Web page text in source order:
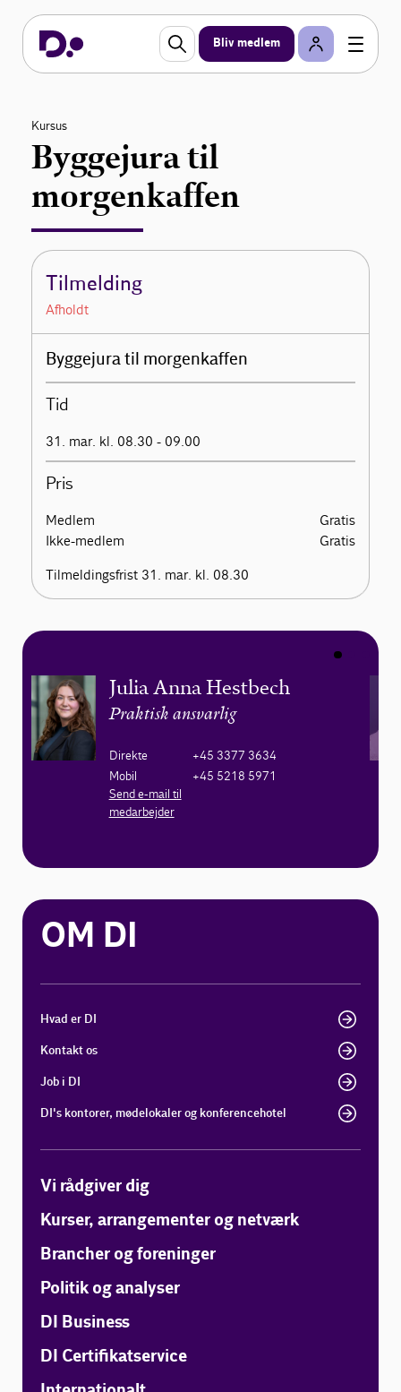
Bliv medlem
Kursus
Byggejura til
morgenkaffen
Tilmelding
Afholdt
Byggejura til morgenkaffen
Tid
31. mar. kl. 08.30 - 09.00
Pris
Medlem
Gratis
Ikke-medlem
Gratis
Tilmeldingsfrist 31. mar. kl. 08.30
Julia Anna Hestbech
Praktisk ansvarlig
Direkte
+45 3377 3634
Mobil
+45 5218 5971
Send e-mail til
medarbejder
OM DI
Hvad er DI
Kontakt os
Job i DI
DI's kontorer, mødelokaler og konferencehotel
Vi rådgiver dig
Kurser, arrangementer og netværk
Brancher og foreninger
Politik og analyser
DI Business
DI Certifikatservice